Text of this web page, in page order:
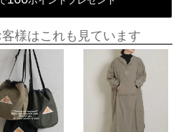
様はこれも見ています